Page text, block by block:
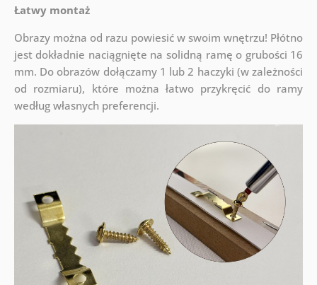
Łatwy montaż
Obrazy można od razu powiesić w swoim wnętrzu! Płótno
jest dokładnie naciągnięte na solidną ramę o grubości 16
mm. Do obrazów dołączamy 1 lub 2 haczyki (w zależności
od rozmiaru), które można łatwo przykręcić do ramy
według własnych preferencji.